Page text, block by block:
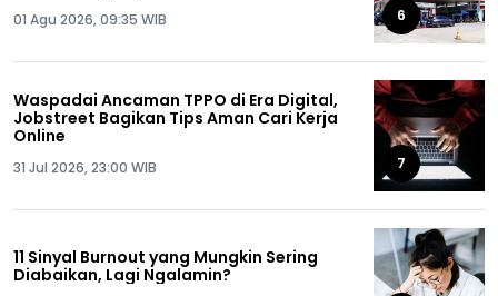
01 Agu 2026, 09:35 WIB 6
Waspadai Ancaman TPPO di Era Digital,
Jobstreet Bagikan Tips Aman Cari Kerja
Online
31 Jul 2026, 23:00 WIB 7
11 Sinyal Burnout yang Mungkin Sering
Diabaikan, Lagi Ngalamin?